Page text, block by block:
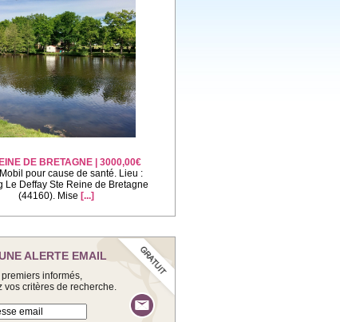
DE BRETAGNE | 3000,00€
pour cause de santé. Lieu :
Le Deffay Ste Reine de Bretagne
(44160). Mise [...]
ALERTE EMAIL
informés,
vos critères de recherche.